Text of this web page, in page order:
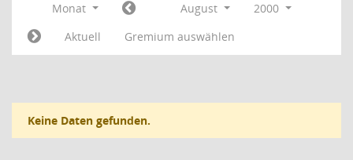
Monat August
2000
Aktuell
Gremium auswählen
Keine Daten gefunden.